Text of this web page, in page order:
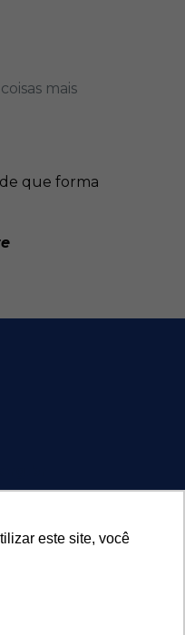
este site, você
mais
que forma